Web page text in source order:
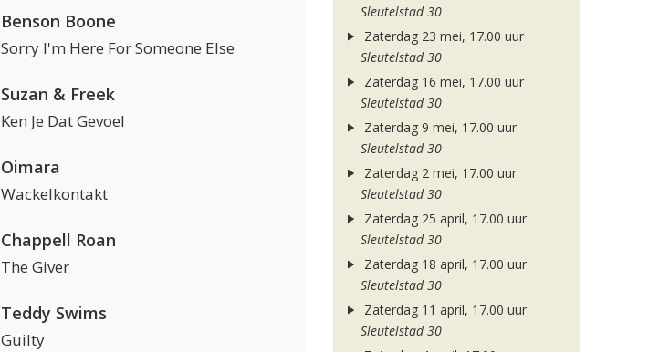
Benson Boone
Sorry I'm Here For Someone Else
Suzan & Freek
Ken Je Dat Gevoel
Oimara
Wackelkontakt
Chappell Roan
The Giver
Teddy Swims
Guilty
Sleutelstad 30
Zaterdag 23 mei, 17.00 uur
Sleutelstad 30
Zaterdag 16 mei, 17.00 uur
Sleutelstad 30
Zaterdag 9 mei, 17.00 uur
Sleutelstad 30
Zaterdag 2 mei, 17.00 uur
Sleutelstad 30
Zaterdag 25 april, 17.00 uur
Sleutelstad 30
Zaterdag 18 april, 17.00 uur
Sleutelstad 30
Zaterdag 11 april, 17.00 uur
Sleutelstad 30